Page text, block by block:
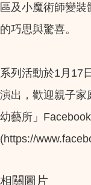
區及小魔術師變
的巧思與驚喜。
系列活動於1月17
演出，歡迎親子家
幼藝所」
(https://
相關圖片